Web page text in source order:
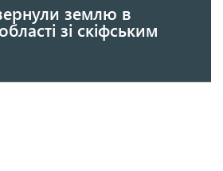
землю в
зі скіфським